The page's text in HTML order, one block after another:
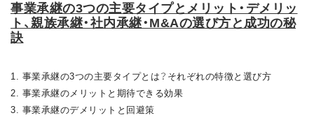
事業承継の3つの主要タイプとメリット・デメリッ
ト、親族承継・社内承継・M&Aの選び方と成功の秘
訣
1. 事業承継の3つの主要タイプとは？それぞれの特徴と選び方
2. 事業承継のメリットと期待できる効果
3. 事業承継のデメリットと回避策